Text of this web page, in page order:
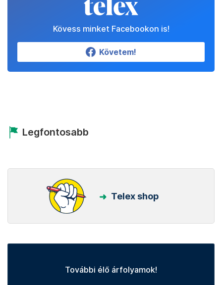
Kövess minket Facebookon is!
Követem!
Legfontosabb
Telex shop
További élő árfolyamok!